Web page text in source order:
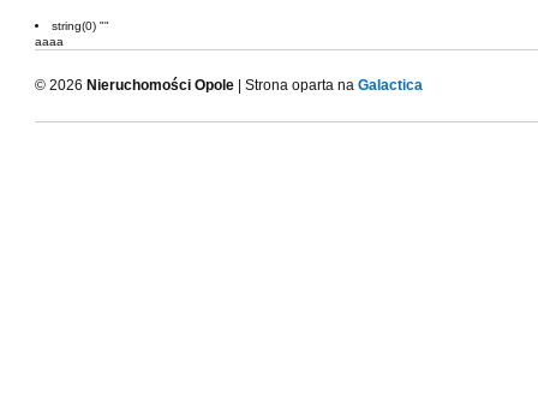
string(0) ""
aaaa
© 2026 Nieruchomości Opole | Strona oparta na Galactica